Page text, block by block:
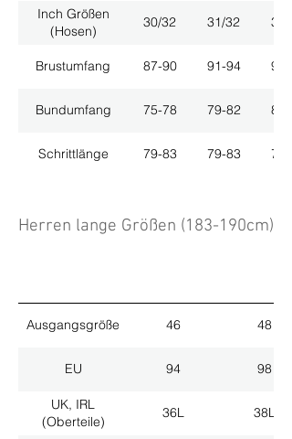
Inch Größen
(Hosen)
30/32 31/32 33/
Brustumfang 87-90 91-94 95-
Bundumfang 75-78 79-82 83-
Schrittlänge 79-83 79-83 79-
Herren lange Größen (183-190cm)
Ausgangsgröße 46 48
EU 94 98
UK, IRL
(Oberteile)
36L 38L